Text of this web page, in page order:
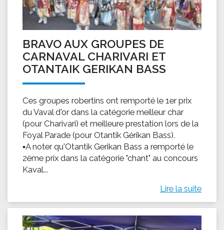
BRAVO AUX GROUPES DE
CARNAVAL CHARIVARI ET
OTANTAIK GERIKAN BASS
Ces groupes robertins ont remporté le 1er prix
du Vaval d'or dans la catégorie meilleur char
(pour Charivari) et meilleure prestation lors de la
Foyal Parade (pour Otantik Gérikan Bass).
▪A noter qu'Otantik Gerikan Bass a remporté le
2ème prix dans la catégorie "chant" au concours
Kaval...
Lire la suite